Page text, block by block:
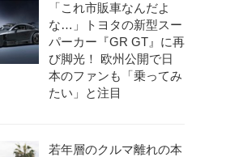
「これ市販車なんだよ
な…」トヨタの新型スー
パーカー『GR GT』に再
び脚光！ 欧州公開で日
本のファンも「乗ってみ
たい」と注目
若年層のクルマ離れの本